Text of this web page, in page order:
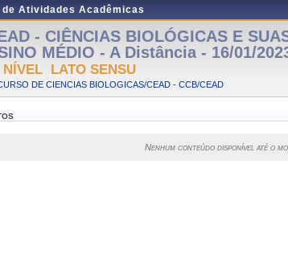
Atividades Acadêmicas
- CIÊNCIAS BIOLÓGICAS E
MÉDIO - A Distância - 16/01/
LATO SENSU
DE CIENCIAS BIOLOGICAS/CEAD - CCB/CEAD
Nenhum conteúdo disponível até o